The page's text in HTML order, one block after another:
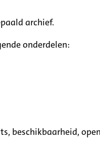
archief.
onderdelen:
beschikbaarheid,